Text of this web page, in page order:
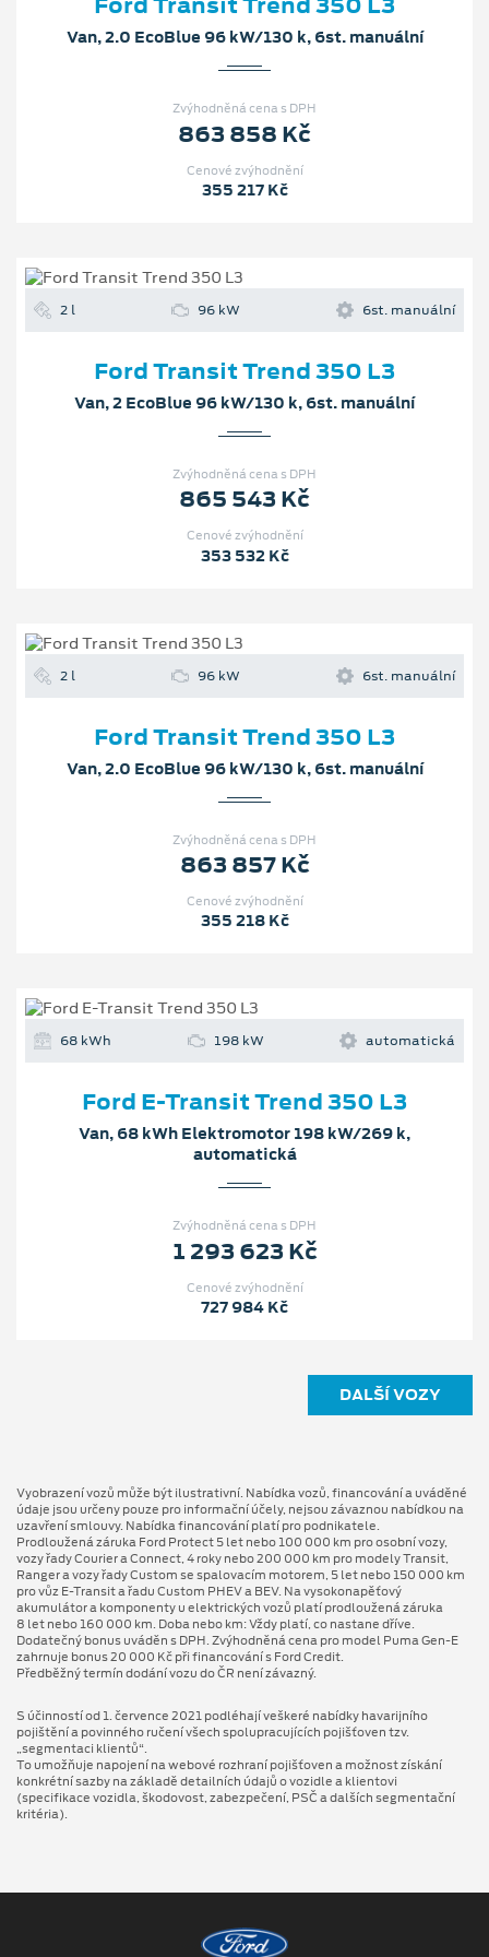
Van, 2.0 EcoBlue 96 kW/130 k, 6st. manuální
Zvýhodněná cena s DPH
863 858 Kč
Cenové zvýhodnění
355 217 Kč
2 l 96 kW 6st. manuální
Ford Transit Trend 350 L3
Van, 2 EcoBlue 96 kW/130 k, 6st. manuální
Zvýhodněná cena s DPH
865 543 Kč
Cenové zvýhodnění
353 532 Kč
2 l 96 kW 6st. manuální
Ford Transit Trend 350 L3
Van, 2.0 EcoBlue 96 kW/130 k, 6st. manuální
Zvýhodněná cena s DPH
863 857 Kč
Cenové zvýhodnění
355 218 Kč
68 kWh 198 kW automatická
Ford E-Transit Trend 350 L3
Van, 68 kWh Elektromotor 198 kW/269 k,
automatická
Zvýhodněná cena s DPH
1 293 623 Kč
Cenové zvýhodnění
727 984 Kč
DALŠÍ VOZY
Vyobrazení vozů může být ilustrativní. Nabídka vozů, financování a uváděné
údaje jsou určeny pouze pro informační účely, nejsou závaznou nabídkou na
uzavření smlouvy. Nabídka financování platí pro podnikatele.
Prodloužená záruka Ford Protect 5 let nebo 100 000 km pro osobní vozy,
vozy řady Courier a Connect, 4 roky nebo 200 000 km pro modely Transit,
Ranger a vozy řady Custom se spalovacím motorem, 5 let nebo 150 000 km
pro vůz E-Transit a řadu Custom PHEV a BEV. Na vysokonapěťový
akumulátor a komponenty u elektrických vozů platí prodloužená záruka
8 let nebo 160 000 km. Doba nebo km: Vždy platí, co nastane dříve.
Dodatečný bonus uváděn s DPH. Zvýhodněná cena pro model Puma Gen⁠-⁠E
zahrnuje bonus 20 000 Kč při financování s Ford Credit.
Předběžný termín dodání vozu do ČR není závazný.
S účinností od 1. července 2021 podléhají veškeré nabídky havarijního
pojištění a povinného ručení všech spolupracujících pojišťoven tzv.
„segmentaci klientů“.
To umožňuje napojení na webové rozhraní pojišťoven a možnost získání
konkrétní sazby na základě detailních údajů o vozidle a klientovi
(specifikace vozidla, škodovost, zabezpečení, PSČ a dalších segmentační
kritéria).